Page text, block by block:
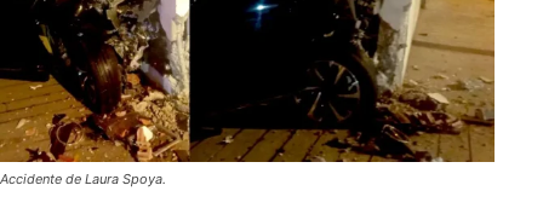
Accidente de Laura Spoya.